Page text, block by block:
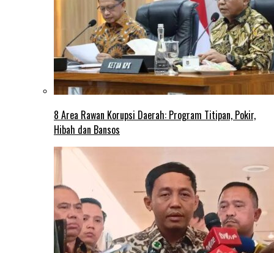
8 Area Rawan Korupsi Daerah: Program Titipan, Pokir,
Hibah dan Bansos